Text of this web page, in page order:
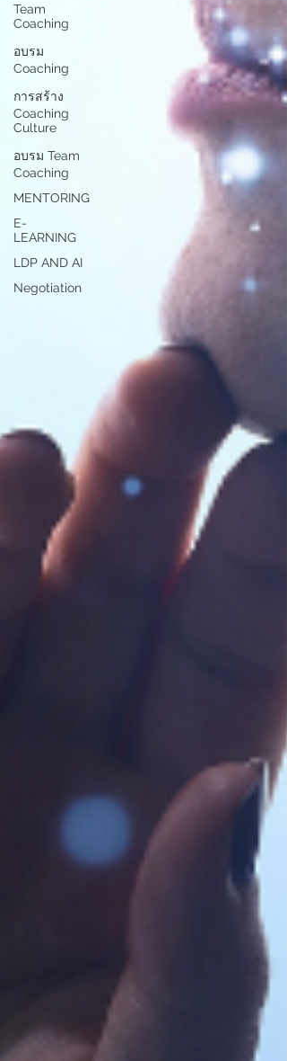
Team
Coaching
อบรม
Coaching
การสร้าง
Coaching
Culture
อบรม Team
Coaching
MENTORING
E-
LEARNING
LDP AND AI
Negotiation